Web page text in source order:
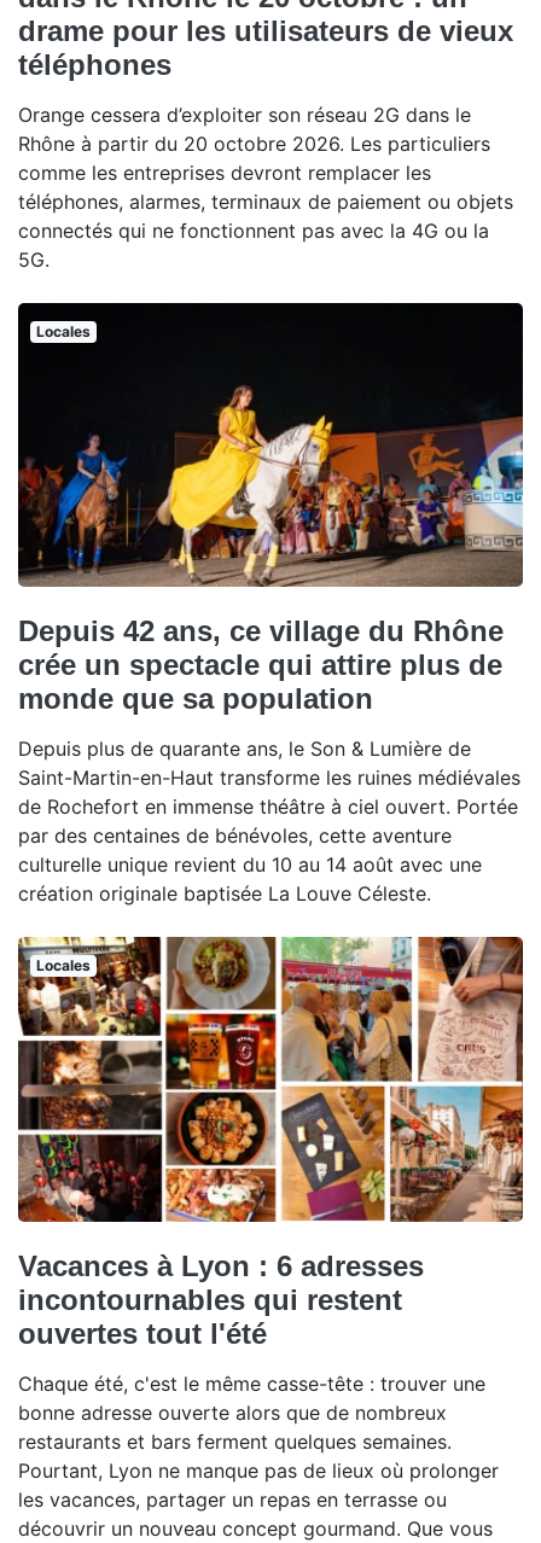
drame pour les utilisateurs de vieux
téléphones
Orange cessera d’exploiter son réseau 2G dans le
Rhône à partir du 20 octobre 2026. Les particuliers
comme les entreprises devront remplacer les
téléphones, alarmes, terminaux de paiement ou objets
connectés qui ne fonctionnent pas avec la 4G ou la
5G.
Locales
Depuis 42 ans, ce village du Rhône
crée un spectacle qui attire plus de
monde que sa population
Depuis plus de quarante ans, le Son & Lumière de
Saint-Martin-en-Haut transforme les ruines médiévales
de Rochefort en immense théâtre à ciel ouvert. Portée
par des centaines de bénévoles, cette aventure
culturelle unique revient du 10 au 14 août avec une
création originale baptisée La Louve Céleste.
Locales
Vacances à Lyon : 6 adresses
incontournables qui restent
ouvertes tout l'été
Chaque été, c'est le même casse-tête : trouver une
bonne adresse ouverte alors que de nombreux
restaurants et bars ferment quelques semaines.
Pourtant, Lyon ne manque pas de lieux où prolonger
les vacances, partager un repas en terrasse ou
découvrir un nouveau concept gourmand. Que vous